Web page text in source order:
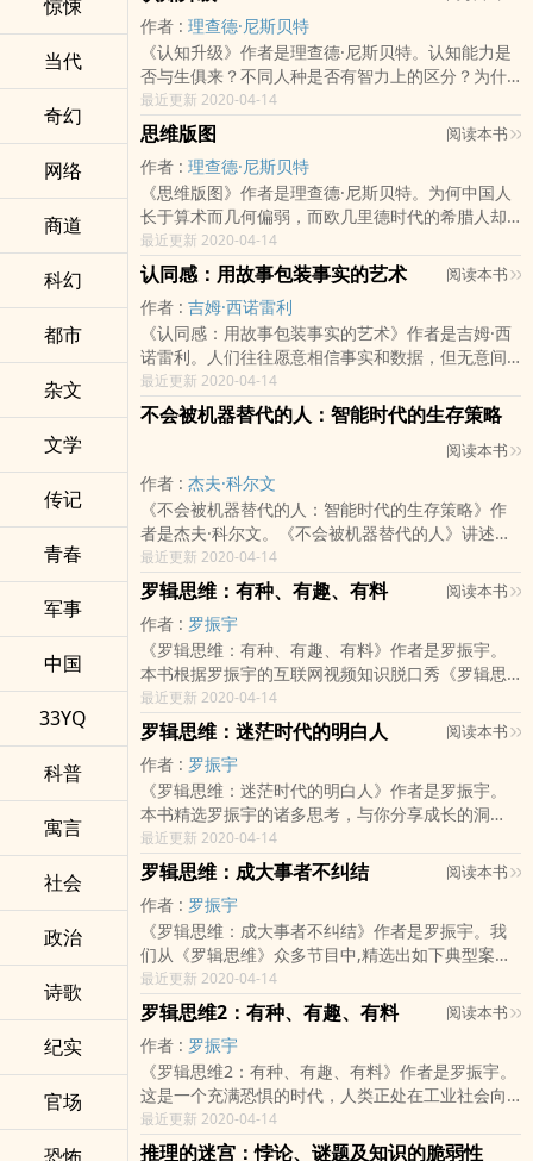
惊悚
当代
奇幻
网络
商道
科幻
都市
杂文
文学
传记
青春
军事
中国
33YQ
科普
寓言
社会
政治
诗歌
纪实
官场
逊、云计划等是今天市场的主导力量；其次是自然
生态，尤其是气候变化、生物多样性的丧失、发展
中国家的人口增加；第三大力量是摩尔定律，具体
来说，就是科技产品每24个月就会迎来更新换代。
从昨日世界反思，2007年发生的科技变革具有根本
性的意义，深刻地改变了人类社会：这一年，苹果
出来了。但却没有人深刻意识到如此集中的技术变
革。其后果就是一年后的2008年，我们迎来了全球
经济衰退，也就是说当实体科技已经大步跃进时，
与之相适应的社会、政治调整却落在了后面。为今
日世界把脉，我们当如何趋其利而避其害？三大力
量重塑了世界的五个方面：工作岗位、国家政治、
地缘政治、社会伦理和社区生活。我们看到一个耳
目一新的世界：新闻的深意，工作的内涵，孩子所
需的教育，雇主应当进行的投资，以及一个国家必
须作出的社会道德和地缘政治抉择等等。我们如何
应对这样的加速，规避最糟糕的后果。
助我们更有效地思考自己的行为和这个世界，从而
改变我们解决问题的方式。可惜的是，这其中的许
多思维方式并不为人所知，浪费了它们的功效。本
书中，知名心理学家理查德尼斯贝特向我们清晰地
展现了这些思维工具的全貌。尼斯贝特具有无与伦
比的学术生涯，他学习和教授这些高效有力的解决
问题的概念工具，例如大数定律、统计回归、成本
－收益分析、沉没成本和机会成本、因果关系和相
关性，他不断探索着上佳方法，以教给人们如何在
日常生活中有效地应用合理的逻辑思维。在这本开
创性的书中，尼斯贝特引导我们如何用科学和统计
的原则拆解日常问题。这是一部充满启发性和实践
价值的指南，带给我们实际有效的思维工具，帮助
我们在专业、商业和个人决策当中精确判断，获得
先机。
作者 : 理查德·尼斯贝特
《认知升级》作者是理查德·尼斯贝特。认知能力是
否与生俱来？不同人种是否有智力上的区分？为什
么一些国家在工程与科学方便表现突出，而有些国
家则不然？本书对智力遗传论进行了大胆的驳斥。
理查德尼斯贝特提出，智力不是由基因决定的，文
化、教育和环境才是决定认知水平高低的关键因
素。书中列举了大量极为精彩的证据，解释为什么
学校会让我们变得更聪明，社会阶层对认知能力的
不同影响，以及文化因素如何给不同社会群体带来
突出的优势。本书充分阐明，能打开通向未来认知
进步大门的不是让人无能为力的遗传因素，而是像
学校和社会环境这样可变可控的因素。只要我们努
力改变我们的学习环境、工作环境和生活环境，接
受良好的教育，就可以提高自己的认知。
最近更新 2020-04-14
思维版图 阅读本书
作者 : 理查德·尼斯贝特
《思维版图》作者是理查德·尼斯贝特。为何中国人
长于算术而几何偏弱，而欧几里德时代的希腊人却
相反？为何西方人的婴儿学起名词来比学动词要
快，而东亚人却截然不同？这些感知上的不同会对
未来的国际政治产生何种影响？福山的历史的终结
和亨廷顿的文明的冲突，哪一个更有道理？作者理
查德尼斯贝特通过一些别出心裁的试验得出结论，
基于不同的环境、社会结构、哲学思想和教育系
统，人们思考的世界全然不同，甚至看到的世界也
不相同。东方人重视背景以及事物之间的联系，西
方人则聚焦于具体物体而忽略与背景的联系。所谓
西方人见木，东方人见森，真是如此。从风水学到
形而上学，从比较语言学到经济学，亚里士多德的
子女与孔子的后代都区别开来。东西方的思维方式
是如此迥异，如何在沟通中想他人所想，本书将为
你提供方法。
最近更新 2020-04-14
认同感：用故事包装事实的艺术 阅读本书
作者 : 吉姆·西诺雷利
《认同感：用故事包装事实的艺术》作者是吉姆·西
诺雷利。人们往往愿意相信事实和数据，但无意间
却会被故事吸引，并沉浸其中。这是为什么呢？因
为我们无法通过智力去影响别人，情感却能做到这
一点（亚里士多德）。经过情感故事包装过的事
实，会以洪流般的势头迅速打开人们的心门，进而
极大程度地影响人们的心理走势。本书以故事思维
在品牌传播过程中的作用为切入点，重新发掘了故
事的潜在力量：故事不仅是一种艺术创作方式，更
是一种异于逻辑和数据的思维模式，这种模式可以
塑造一种深层次的认同感，从而适用于日常社交、
职场管理、市场营销等领域。基于此，本书还提供
了一系列技术手段：收集故事背景、原型分析、完
成故事摘要、激发灵感、寻找意义等。读完这本
书，你会掌握更多的生活艺术，成为一个有内容的
人。
最近更新 2020-04-14
不会被机器替代的人：智能时代的生存策略
阅读本书
作者 : 杰夫·科尔文
《不会被机器替代的人：智能时代的生存策略》作
者是杰夫·科尔文。《不会被机器替代的人》讲述了
当机器越来越聪明，如何成为不被机器替代的少数
人？人工智能飞速发展，人类会在哪些方面做得比
计算机更好？计算机能够比人类更好地驾驶汽车，
比法律专家更准确地预测法院的裁决，计算机更善
于面部识别，计算机操控的机器人奔波于办公室和
工厂，甚至完成外科手术更快捷、更可靠、更省
钱，当这一切来临时，人类的希望何在？不难想象
一个噩梦般的场景：计算机接管了大部分当前需要
花钱雇人完成的工作。诚然，我们仍然需要高层决
策人员和计算机开发人员，但是，这些工作不足以
满足劳动人口的工作需求，或者不足以提高所有人
的生活水准。上百万人将会输给机器，被机器所取
代吗？这个无可逃避地问题正在对商业、教育，经
济以及政策产生越来越大的影响。
最近更新 2020-04-14
罗辑思维：有种、有趣、有料 阅读本书
作者 : 罗振宇
《罗辑思维：有种、有趣、有料》作者是罗振宇。
本书根据罗振宇的互联网视频知识脱口秀《罗辑思
维》创作。资深媒体人罗振宇对正在到来的互联网
时代有深刻的洞察。他认为，互联网正在成为我们
生活中的基础设施，它将彻底改变人类协作的方
式，使组织逐渐瓦解、消融，而个体生命的自由价
值得到充分释放。《罗辑思维》的口号是有种、有
趣、有料，做大家身边的读书人，倡导独立、理性
的思考，凝聚爱智求真、积极上进、自由阳光、人
格健全的年轻人。互联网到底怎样改变我们身处的
时代？罗振宇为我们提供了一种全新的思维。恐龙
拖着沉重的身躯穿越不出侏罗纪，我们载着笨重的
工业时代思维也难以跃入互联网时代壮阔的海洋。
《罗辑思维》是一张人生船票，通往自由的彼岸。
最近更新 2020-04-14
罗辑思维：迷茫时代的明白人 阅读本书
作者 : 罗振宇
《罗辑思维：迷茫时代的明白人》作者是罗振宇。
本书精选罗振宇的诸多思考，与你分享成长的洞
见：《微革命》：转身、立定、呻吟、躺下，就是
互联网时代个人崛起的方法《发现你的太平洋》：
不跟存量较劲，而去寻找人生的增量《疯狂的投
资》：有好点子马上行动，当实干家而不是评论家
《和你赛跑的不是人》：放弃追求地位，转而追求
联系；放弃追求效率，转而追求趣味《怎么当个明
白人》：真正的牛人，就是在集体中可以按自己的
想法思考的人迷茫时代，怎么当个明白人？
最近更新 2020-04-14
罗辑思维：成大事者不纠结 阅读本书
作者 : 罗振宇
《罗辑思维：成大事者不纠结》作者是罗振宇。我
们从《罗辑思维》众多节目中,精选出如下典型案
例：活在妄念中的张廷玉，一个公务员的海市蜃
楼；专注当下的曾国藩，成大事者不纠结；妄图恢
复拿破仑一世光荣的拿破仑三世，别被过去绑架；
作为读书人的卢梭，换个姿势有新活法；英明伟大
到一事无成，死守正确不敢犯错的loser嘉庆；不沉
浸在于过去恩怨，不跟未来较劲，不被人际关系绑
定的李鸿章，成为迷茫时代的明白人；少谈些主
义，多研究些问题的胡适，孤独而独立地活在这个
最近更新 2020-04-14
罗辑思维2：有种、有趣、有料 阅读本书
作者 : 罗振宇
《罗辑思维2：有种、有趣、有料》作者是罗振宇。
这是一个充满恐惧的时代，人类正处在工业社会向
互联网社会的大转折中。史无前例的巨大不确定性
笼罩在我们的头顶，我们习以为常的真理在破灭，
最近更新 2020-04-14
推理的迷宫：悖论、谜题及知识的脆弱性